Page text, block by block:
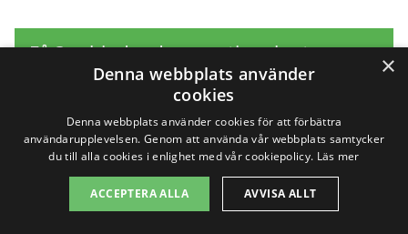
Få 3 erbjudanden, gratis och utan
förpliktelser
Sök efter en
×
Denna webbplats använder
cookies
Denna webbplats använder cookies för att förbättra
användarupplevelsen. Genom att använda vår webbplats samtycker
du till alla cookies i enlighet med vår cookiepolicy. Läs mer
ACCEPTERA ALLA AVVISA ALLT